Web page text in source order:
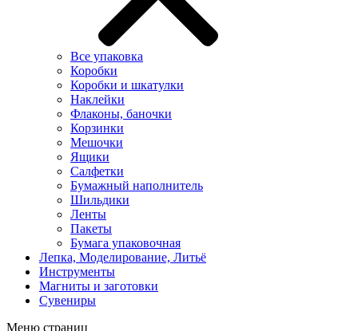
Все упаковка
Коробки
Коробки и шкатулки
Наклейки
Флаконы, баночки
Корзинки
Мешочки
Ящики
Салфетки
Бумажный наполнитель
Шильдики
Ленты
Пакеты
Бумага упаковочная
Лепка, Моделирование, Литьё
Инструменты
Магниты и заготовки
Сувениры
Меню страниц